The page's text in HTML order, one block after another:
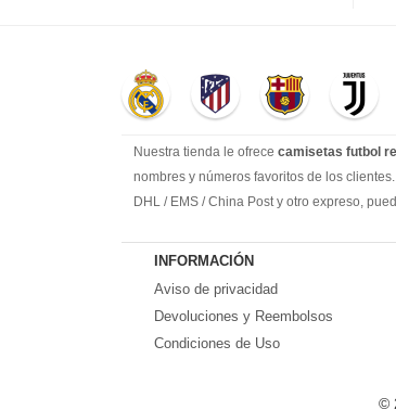
Nuestra tienda le ofrece camisetas futbol
nombres y números favoritos de los
DHL / EMS / China Post y otro expreso,
suficiente experiencia para satisfacer tus
1-Precio más bajo en toda la red, seguro de
2-100% Método de pago seguro.
3-Cada uno de nuestros paquetes se
INFORMACIÓN
Aviso de privacidad
Devoluciones y Reembolsos
Condiciones de Uso
©